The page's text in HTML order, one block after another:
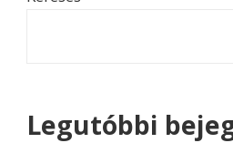
Legutóbbi